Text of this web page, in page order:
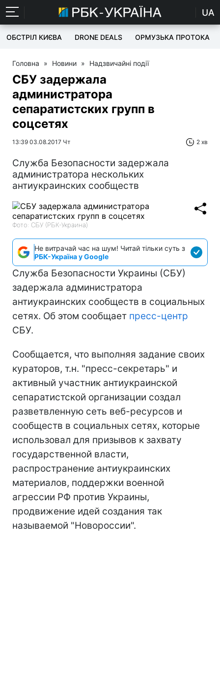
UA
ОБСТРІЛ КИЄВА DRONE DEALS ОРМУЗЬКА ПРОТОКА
Головна » Новини » Надзвичайні події
СБУ задержала
администратора
сепаратистских групп в
соцсетях
13:39 03.08.2017 Чт 2 хв
Служба Безопасности задержала
администратора нескольких
антиукраинских сообществ
Фото: СБУ (РБК-Украина)
Не витрачай час на шум! Читай тільки суть з
РБК-Україна у Google
Служба Безопасности Украины (СБУ)
задержала администратора
антиукраинских сообществ в социальных
сетях. Об этом сообщает пресс-центр
СБУ.
Сообщается, что выполняя задание своих
кураторов, т.н. "пресс-секретарь" и
активный участник антиукраинской
сепаратистской организации создал
разветвленную сеть веб-ресурсов и
сообществ в социальных сетях, которые
использовал для призывов к захвату
государственной власти,
распространение антиукраинских
материалов, поддержки военной
агрессии РФ против Украины,
продвижение идей создания так
называемой "Новороссии".